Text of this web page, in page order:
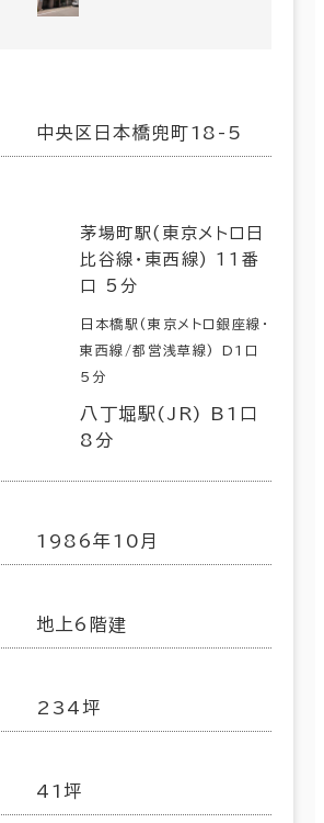
中央区日本橋兜町18-5
茅場町駅(東京メトロ日
比谷線･東西線) 11番
口 5分
日本橋駅(東京メトロ銀座線･
東西線/都営浅草線) D1口
5分
八丁堀駅(JR) B1口
8分
1986年10月
地上6階建
234坪
41坪